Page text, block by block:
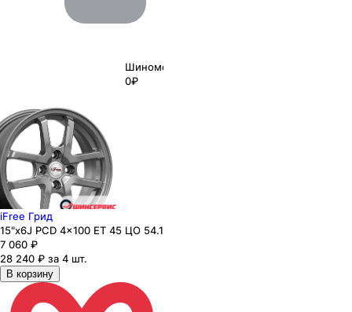
Шиномонтаж
0₽
iFree Грид
15"x6J PCD 4x100 ЕТ 45 ЦО 54.1
7 060 ₽
28 240 ₽ за 4 шт.
В корзину